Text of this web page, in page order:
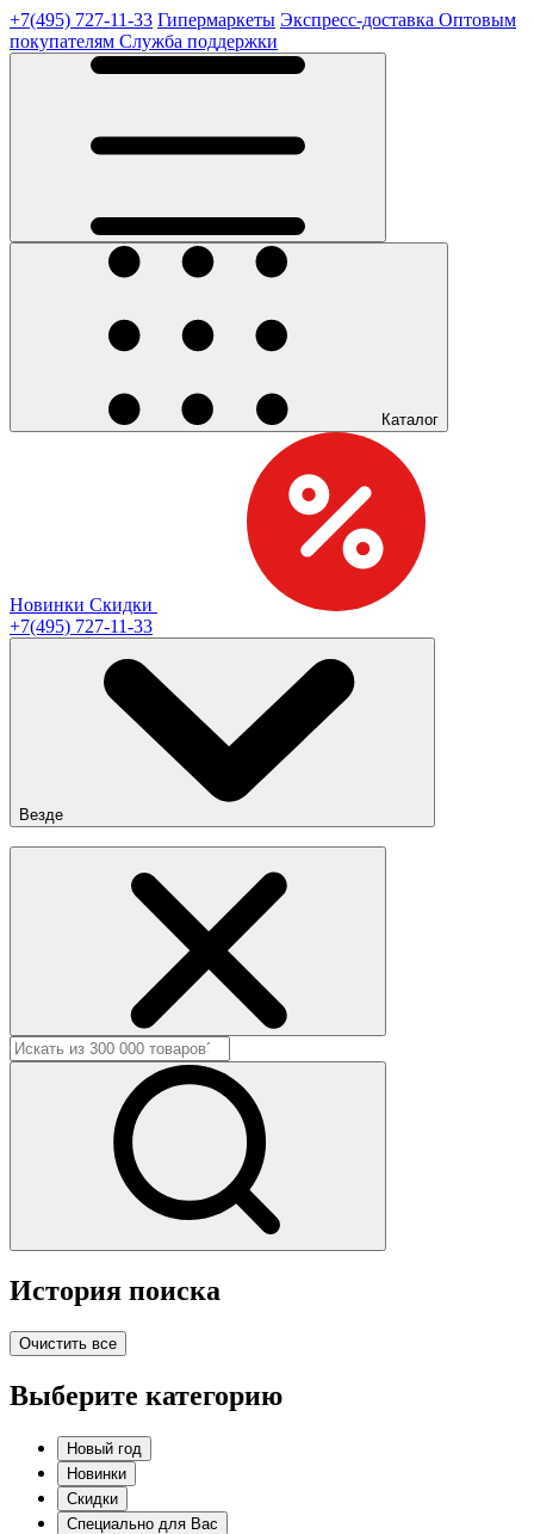
+7(495) 727-11-33 Гипермаркеты Экспресс-доставка Оптовым
покупателям Служба поддержки
Каталог
Новинки Скидки
+7(495) 727-11-33
Везде
История поиска
Очистить все
Выберите категорию
Новый год
Новинки
Скидки
Специально для Вас